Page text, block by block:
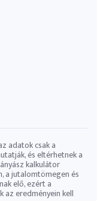
adatok csak a
és eltérhetnek a
​​kalkulátor
a jutalomtömegen és
elő, ezért a
az eredményein kell